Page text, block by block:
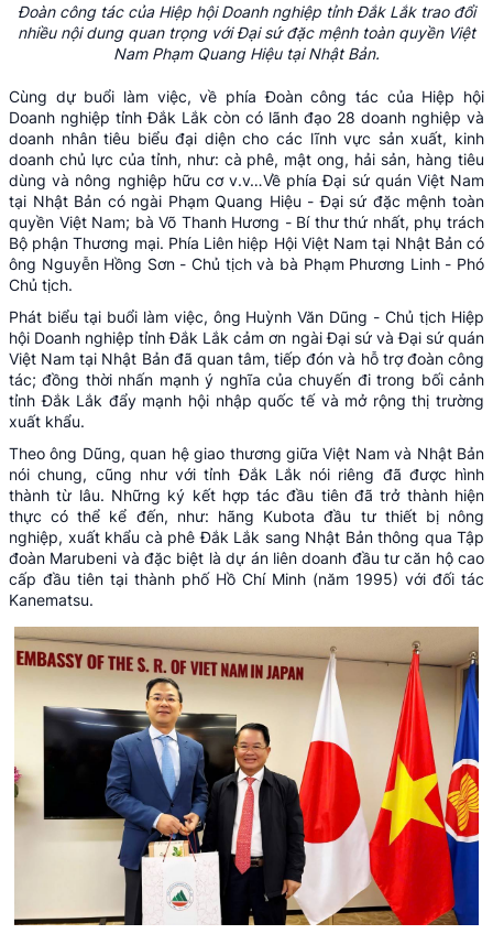
Đoàn công tác của Hiệp hội Doanh nghiệp tỉnh Đắk Lắk trao đổi
nhiều nội dung quan trọng với Đại sứ đặc mệnh toàn quyền Việt
Nam Phạm Quang Hiệu tại Nhật Bản.
Cùng dự buổi làm việc, về phía Đoàn công tác của Hiệp hội
Doanh nghiệp tỉnh Đắk Lắk còn có lãnh đạo 28 doanh nghiệp và
doanh nhân tiêu biểu đại diện cho các lĩnh vực sản xuất, kinh
doanh chủ lực của tỉnh, như: cà phê, mật ong, hải sản, hàng tiêu
dùng và nông nghiệp hữu cơ v.v…Về phía Đại sứ quán Việt Nam
tại Nhật Bản có ngài Phạm Quang Hiệu - Đại sứ đặc mệnh toàn
quyền Việt Nam; bà Võ Thanh Hương - Bí thư thứ nhất, phụ trách
Bộ phận Thương mại. Phía Liên hiệp Hội Việt Nam tại Nhật Bản có
ông Nguyễn Hồng Sơn - Chủ tịch và bà Phạm Phương Linh - Phó
Chủ tịch.
Phát biểu tại buổi làm việc, ông Huỳnh Văn Dũng - Chủ tịch Hiệp
hội Doanh nghiệp tỉnh Đắk Lắk cảm ơn ngài Đại sứ và Đại sứ quán
Việt Nam tại Nhật Bản đã quan tâm, tiếp đón và hỗ trợ đoàn công
tác; đồng thời nhấn mạnh ý nghĩa của chuyến đi trong bối cảnh
tỉnh Đắk Lắk đẩy mạnh hội nhập quốc tế và mở rộng thị trường
xuất khẩu.
Theo ông Dũng, quan hệ giao thương giữa Việt Nam và Nhật Bản
nói chung, cũng như với tỉnh Đắk Lắk nói riêng đã được hình
thành từ lâu. Những ký kết hợp tác đầu tiên đã trở thành hiện
thực có thể kể đến, như: hãng Kubota đầu tư thiết bị nông
nghiệp, xuất khẩu cà phê Đắk Lắk sang Nhật Bản thông qua Tập
đoàn Marubeni và đặc biệt là dự án liên doanh đầu tư căn hộ cao
cấp đầu tiên tại thành phố Hồ Chí Minh (năm 1995) với đối tác
Kanematsu.